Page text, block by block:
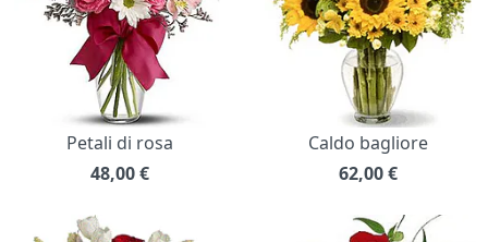
Petali di rosa
48,00€
Caldo bagliore
62,00€